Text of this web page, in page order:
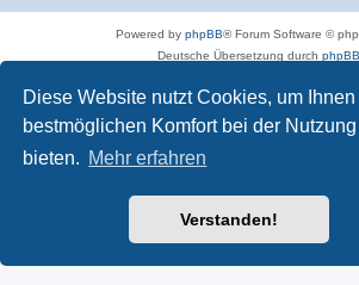
Diese Website nutzt Cookies, um Ihnen
bestmöglichen Komfort bei der Nutzung
bieten. Mehr erfahren
Verstanden!
Powered by phpBB® Forum Software ©
Deutsche Übersetzung durch